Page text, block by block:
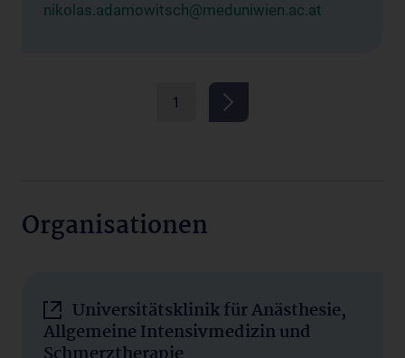
nikolas.adamowitsch@meduniwien.ac.at
1
Organisationen
Universitätsklinik für Anästhesie,
Allgemeine Intensivmedizin und